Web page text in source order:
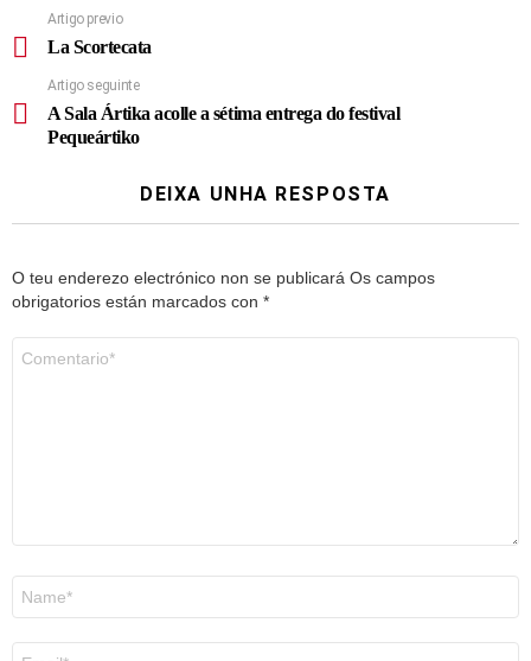
Artigo previo
La Scortecata
Artigo seguinte
A Sala Ártika acolle a sétima entrega do festival
Pequeártiko
DEIXA UNHA RESPOSTA
O teu enderezo electrónico non se publicará Os campos
obrigatorios están marcados con *